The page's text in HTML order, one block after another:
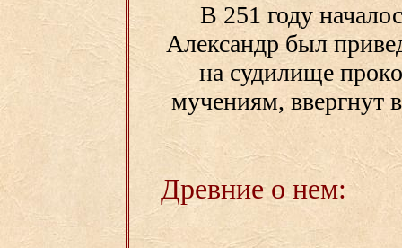
В 251 году
Александр был
на судилище
мучениям, ввергнут
Древние о нем: